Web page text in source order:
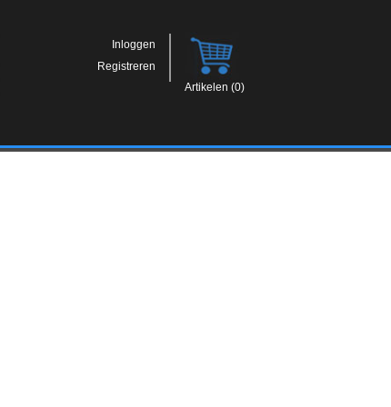
Inloggen
Registreren
Artikelen (0)